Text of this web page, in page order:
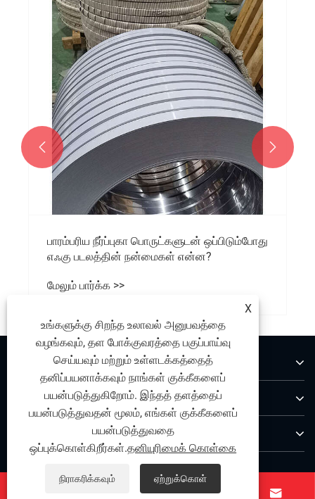
பாரம்பரிய நீர்ப்புகா பொருட்களுடன் ஒப்பிடும்போது
எஃகு படலத்தின் நன்மைகள் என்ன?
மேலும் பார்க்க >>
 
எங்களைப் பற்றி
தயாரிப்புகள்
எங்களை தொடர்பு கொள்ள
எங்களை பின்தொடரவும்
 
X
உங்களுக்கு சிறந்த உலாவல் அனுபவத்தை
வழங்கவும், தள போக்குவரத்தை பகுப்பாய்வு
செய்யவும் மற்றும் உள்ளடக்கத்தைத்
தனிப்பயனாக்கவும் நாங்கள் குக்கீகளைப்
பயன்படுத்துகிறோம். இந்தத் தளத்தைப்
பயன்படுத்துவதன் மூலம், எங்கள் குக்கீகளைப்
பயன்படுத்துவதை
ஒப்புக்கொள்கிறீர்கள்.தனியுரிமைக் கொள்கை
நிராகரிக்கவும் ஏற்றுக்கொள்